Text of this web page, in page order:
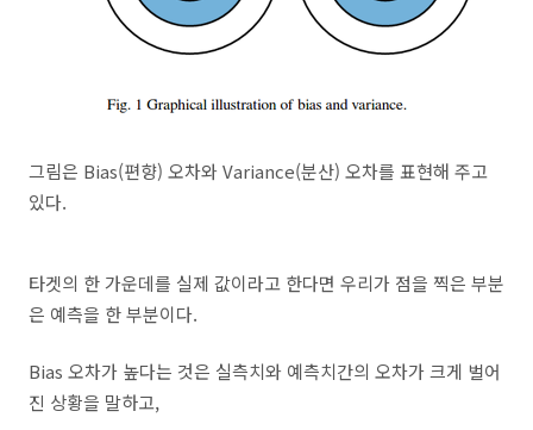
그림은 Bias(편향) 오차와 Variance(분산) 오차를 표현해 주고
있다.
타겟의 한 가운데를 실제 값이라고 한다면 우리가 점을 찍은 부분
은 예측을 한 부분이다.
Bias 오차가 높다는 것은 실측치와 예측치간의 오차가 크게 벌어
진 상황을 말하고,